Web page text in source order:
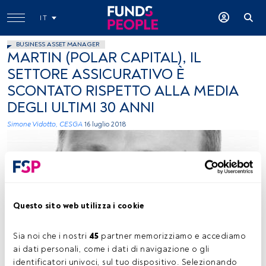
Questo sito web utilizza i cookie
Sia noi che i nostri 45 partner memorizziamo e accediamo
ai dati personali, come i dati di navigazione o gli
identificatori univoci, sul tuo dispositivo. Selezionando
IT
BUSINESS ASSET MANAGER
MARTIN (POLAR CAPITAL), IL
SETTORE ASSICURATIVO È
SCONTATO RISPETTO ALLA MEDIA
DEGLI ULTIMI 30 ANNI
Simone Vidotto, CESGA 16 luglio 2018